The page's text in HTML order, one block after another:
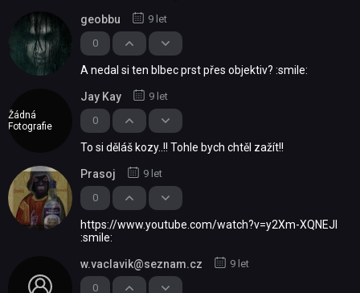
0
geobbu 9 let
A nedal si ten blbec prst přes objektiv? :smile:
Žádná
Fotografie
0
Jay Kay 9 let
To si děláš kozy..!! Tohle bych chtěl zažít!!
0
Prasoj 9 let
https://www.youtube.com/watch?v=y2Xm-XQNEJI
:smile:
0
w.vaclavik@seznam.cz 9 let